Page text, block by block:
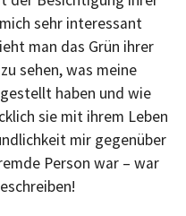
sehr interessant
man das Grün ihrer
sehen, was meine
haben und wie
sie mit ihrem Leben
mir gegenüber
Person war – war